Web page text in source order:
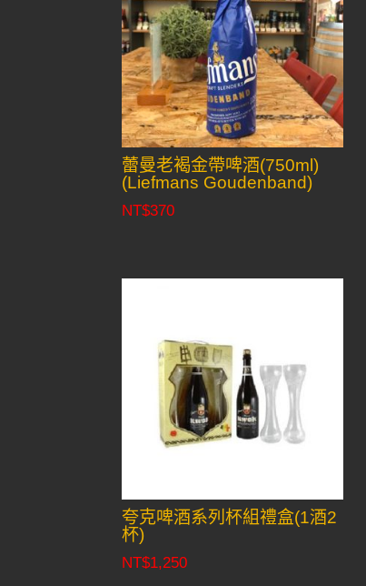
蕾曼老褐金帶啤酒(750ml)
(Liefmans Goudenband)
NT$370
夸克啤酒系列杯組禮盒(1酒2
杯)
NT$1,250